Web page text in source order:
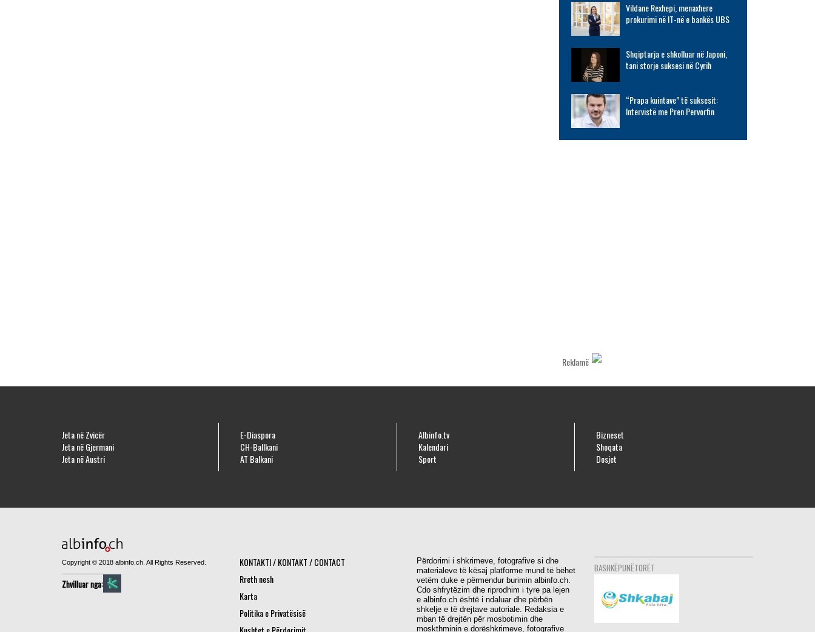
Vildane Rexhepi, menaxhere
prokurimi në IT-në e bankës UBS
Shqiptarja e shkolluar në Japoni,
tani storje suksesi në Cyrih
“Prapa kuintave” të suksesit:
Intervistë me Pren Pervorfin
Reklamë
Jeta në Zvicër
Jeta në Gjermani
Jeta në Austri
E-Diaspora
CH-Ballkani
AT Balkani
Albinfo.tv
Kalendari
Sport
Bizneset
Shoqata
Dosjet
Copyright © 2018 albinfo.ch. All Rights Reserved.
Zhvilluar nga:
KONTAKTI / KONTAKT / CONTACT
Rreth nesh
Karta
Politika e Privatësisë
Përdorimi i shkrimeve, fotografive si dhe
materialeve të kësaj platforme mund të bëhet
vetëm duke e përmendur burimin albinfo.ch.
Cdo shfrytëzim dhe riprodhim i tyre pa lejen
e albinfo.ch është i ndaluar dhe përbën
shkelje e të drejtave autoriale. Redaksia e
mban të drejtën për mosbotimin dhe
moskthminin e dorëshkrimeve, fotografive
BASHKËPUNËTORËT